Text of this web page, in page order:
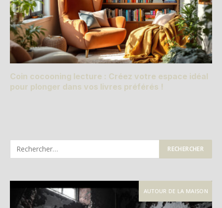
Coin cocooning lecture : Créez votre espace idéal
pour plonger dans vos livres préférés !
AUTOUR DE LA MAISON